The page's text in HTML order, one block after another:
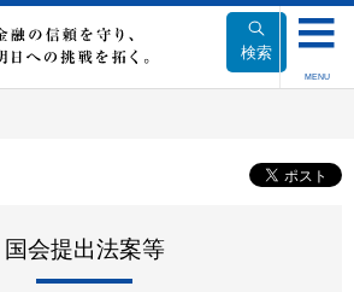
検索
MENU
国会提出法案等